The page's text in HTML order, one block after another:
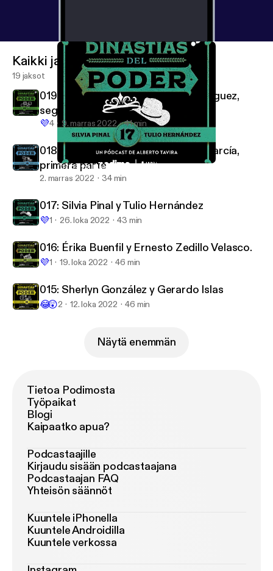
017: Silvia Pinal y Tulio Hernández
Dinastías del Poder
Kaikki jaksot
19 jaksot
019: Samuel García y Mariana Rodríguez,
segunda parte
💜4 9. marras 2022 41 min
018: Mariana Rodríguez y Samuel García,
primera parte
2. marras 2022 34 min
017: Silvia Pinal y Tulio Hernández
💜1 26. loka 2022 43 min
016: Érika Buenfil y Ernesto Zedillo Velasco.
💜1 19. loka 2022 46 min
015: Sherlyn González y Gerardo Islas
😂😲2 12. loka 2022 46 min
Näytä enemmän
Tietoa Podimosta
Työpaikat
Blogi
Kaipaatko apua?
Podcastaajille
Kirjaudu sisään podcastaajana
Podcastaajan FAQ
Yhteisön säännöt
Kuuntele iPhonella
Kuuntele Androidilla
Kuuntele verkossa